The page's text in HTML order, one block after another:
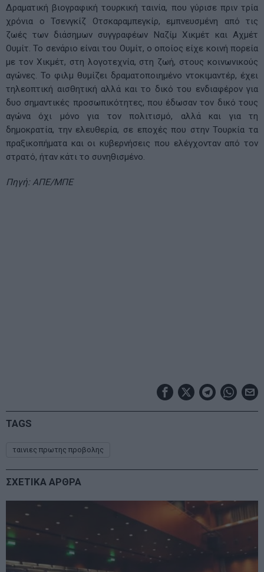
Δραματική βιογραφική τουρκική ταινία, που γύρισε πριν τρία
χρόνια ο Τσενγκίζ Οτσκαραμπεγκίρ, εμπνευσμένη από τις
ζωές των διάσημων συγγραφέων Ναζίμ Χικμέτ και Αχμέτ
Ουμίτ. Το σενάριο είναι του Ουμίτ, ο οποίος είχε κοινή πορεία
με τον Χικμέτ, στη λογοτεχνία, στη ζωή, στους κοινωνικούς
αγώνες. Το φιλμ θυμίζει δραματοποιημένο ντοκιμαντέρ, έχει
τηλεοπτική αισθητική αλλά και το δικό του ενδιαφέρον για
δυο σημαντικές προσωπικότητες, που έδωσαν τον δικό τους
αγώνα όχι μόνο για τον πολιτισμό, αλλά και για τη
δημοκρατία, την ελευθερία, σε εποχές που στην Τουρκία τα
πραξικοπήματα και οι κυβερνήσεις που ελέγχονταν από τον
στρατό, ήταν κάτι το συνηθισμένο.
Πηγή: ΑΠΕ/ΜΠΕ
TAGS
ταινιες πρωτης προβολης
ΣΧΕΤΙΚΑ ΑΡΘΡΑ